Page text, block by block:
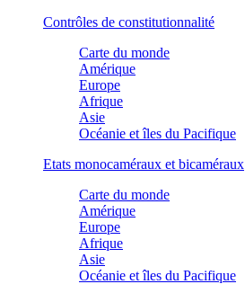
Contrôles de constitutionnalité
Carte du monde
Amérique
Europe
Afrique
Asie
Océanie et îles du Pacifique
Etats monocaméraux et bicaméraux
Carte du monde
Amérique
Europe
Afrique
Asie
Océanie et îles du Pacifique